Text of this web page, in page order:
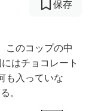
保存
このコップの中
はチョコレート
も入っていな
。